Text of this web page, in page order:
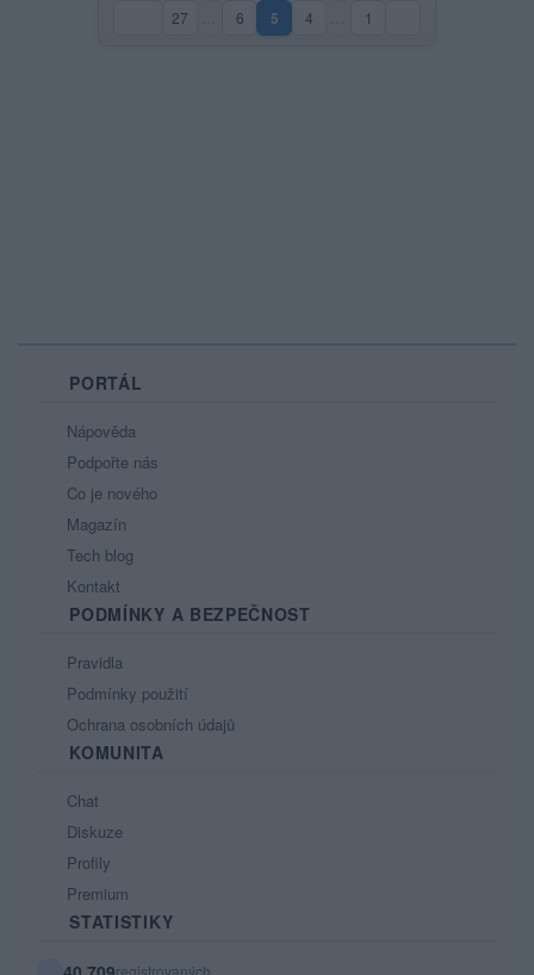
27 6 5(aktuální strana)
4 1
PORTÁL
Nápověda
Podpořte nás
Co je nového
Magazín
Tech blog
Kontakt
PODMÍNKY A BEZPEČNOST
Pravidla
Podmínky použití
Ochrana osobních údajů
KOMUNITA
Chat
Diskuze
Profily
Premium
STATISTIKY